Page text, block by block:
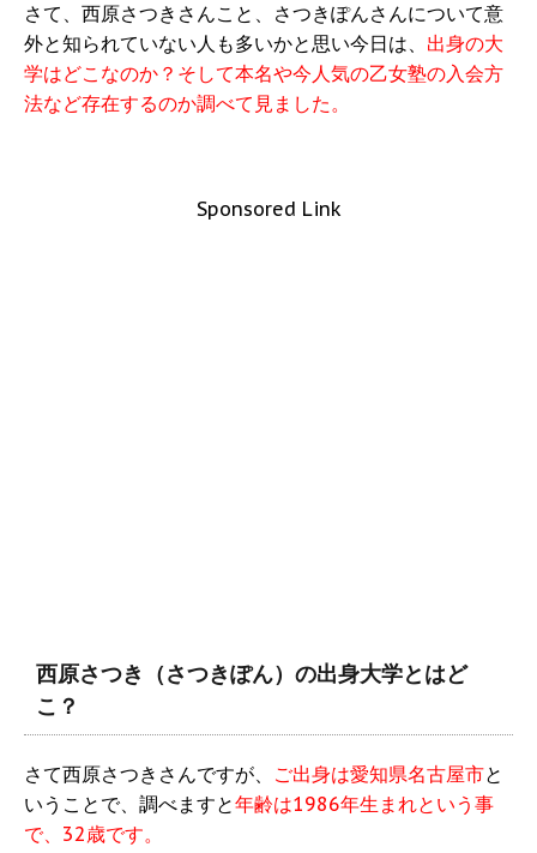
さて、西原さつきさんこと、さつきぽんさんについて意
外と知られていない人も多いかと思い今日は、 出身の大
学はどこなのか？そして本名や今人気の乙女塾の入会方
法など存在するのか調べて見ました。
Sponsored Link
西原さつき（さつきぽん）の出身大学とはど
こ？
さて西原さつきさんですが、 ご出身は愛知県名古屋市と
いうことで、調べますと年齢は1986年生まれという事
で、32歳です。